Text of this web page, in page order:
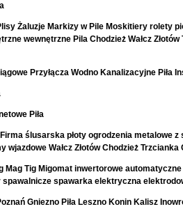
Żaluzje Markizy w Pile Moskitiery rolety
wewnętrzne Pila Chodzież Wałcz Złotów
Przyłącza Wodno Kanalizacyjne Piła
Piła
Firma ślusarska płoty ogrodzenia metalowe z
wjazdowe Wałcz Złotów Chodzież Trzcianka
Mag Tig Migomat inwertorowe automatyczne
spawalnicze spawarka elektryczna
Gniezno Piła Leszno Konin Kalisz